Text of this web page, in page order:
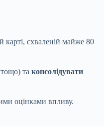
карті, схваленій майже 80
тощо) та консолідувати
оцінками впливу.